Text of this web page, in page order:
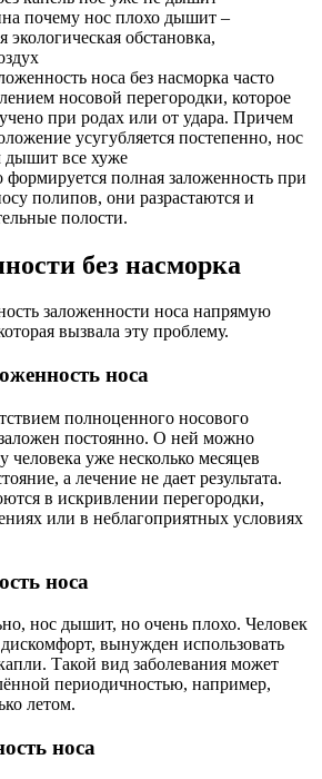
почему нос плохо дышит –
экологическая обстановка,
носа без насморка часто
носовой перегородки, которое
при родах или от удара. Причем
усугубляется постепенно, нос
все хуже
полная заложенность при
полипов, они разрастаются и
полости.
без насморка
заложенности носа напрямую
вызвала эту проблему.
носа
полноценного носового
постоянно. О ней можно
человека уже несколько месяцев
а лечение не дает результата.
в искривлении перегородки,
или в неблагоприятных условиях
носа
нос дышит, но очень плохо. Человек
вынужден использовать
Такой вид заболевания может
периодичностью, например,
летом.
носа